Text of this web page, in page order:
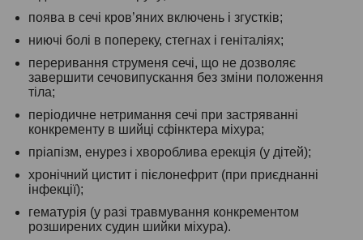
поява в сечі кров’яних включень і згустків;
ниючі болі в попереку, стегнах і геніталіях;
переривання струменя сечі, що не дозволяє
завершити сечовипускання без зміни положення
тіла;
періодичне нетримання сечі при застряванні
конкременту в шийці сфінктера міхура;
пріапізм, енурез і хвороблива ерекція (у дітей);
хронічний цистит і пієлонефрит (при приєднанні
інфекції);
гематурія (у разі травмування конкрементом
розширених судин шийки міхура).